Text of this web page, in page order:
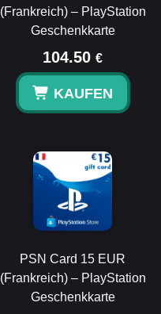
(Frankreich) – PlayStation
Geschenkkarte
104.50 €
KAUFEN
PSN Card 15 EUR
(Frankreich) – PlayStation
Geschenkkarte